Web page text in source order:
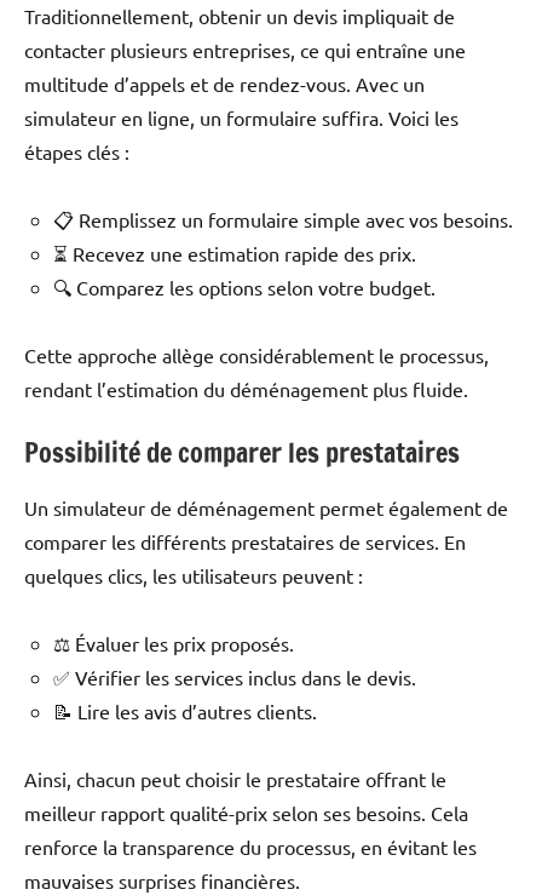
Traditionnellement, obtenir un devis impliquait de
contacter plusieurs entreprises, ce qui entraîne une
multitude d’appels et de rendez-vous. Avec un
simulateur en ligne, un formulaire suffira. Voici les
étapes clés :
📋 Remplissez un formulaire simple avec vos besoins.
⏳ Recevez une estimation rapide des prix.
🔍 Comparez les options selon votre budget.
Cette approche allège considérablement le processus,
rendant l’estimation du déménagement plus fluide.
Possibilité de comparer les prestataires
Un simulateur de déménagement permet également de
comparer les différents prestataires de services. En
quelques clics, les utilisateurs peuvent :
⚖️ Évaluer les prix proposés.
✅ Vérifier les services inclus dans le devis.
📝 Lire les avis d’autres clients.
Ainsi, chacun peut choisir le prestataire offrant le
meilleur rapport qualité-prix selon ses besoins. Cela
renforce la transparence du processus, en évitant les
mauvaises surprises financières.